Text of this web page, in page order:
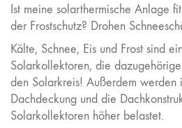
Ist meine solarthermische Anlage
der Frostschutz? Drohen
Kälte, Schnee, Eis und Frost sind
Solarkollektoren, die
den Solarkreis! Außerdem
Dachdeckung und die
Solarkollektoren höher belastet.